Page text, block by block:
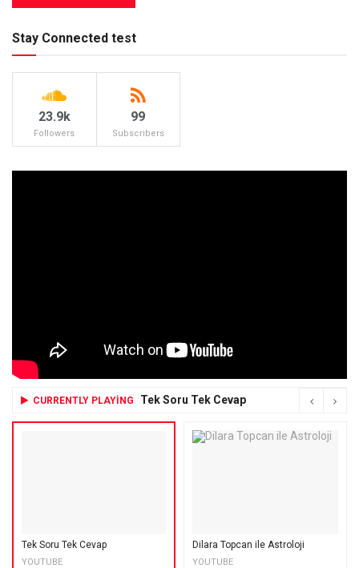
Stay Connected test
23.9k
Followers
99
Subscribers
CURRENTLY PLAYING Tek Soru Tek Cevap
Tek Soru Tek Cevap
YOUTUBE
Dilara Topcan ile Astroloji
YOUTUBE